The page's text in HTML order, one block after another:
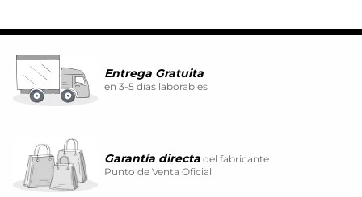
Entrega Gratuita
en 3-5 días laborables
Garantía directa del fabricante
Punto de Venta Oficial